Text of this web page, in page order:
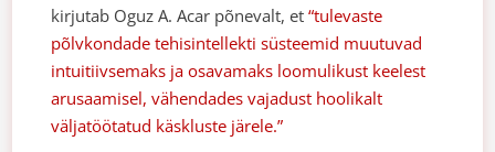
kirjutab Oguz A. Acar põnevalt, et“tulevaste
põlvkondade tehisintellekti süsteemid muutuvad
intuitiivsemaks ja osavamaks loomulikust keelest
arusaamisel, vähendades vajadust hoolikalt
väljatöötatud käskluste järele.”